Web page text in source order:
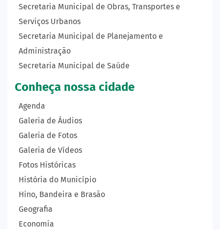
Secretaria Municipal de Obras, Transportes e
Serviços Urbanos
Secretaria Municipal de Planejamento e
Administração
Secretaria Municipal de Saúde
Conheça nossa cidade
Agenda
Galeria de Áudios
Galeria de Fotos
Galeria de Vídeos
Fotos Históricas
História do Município
Hino, Bandeira e Brasão
Geografia
Economia